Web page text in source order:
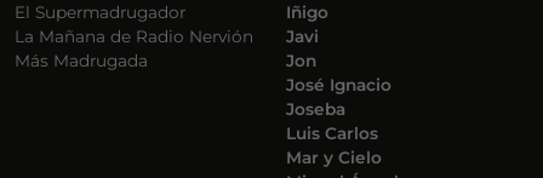
El Supermadrugador
La Mañana de Radio Nervión
Más Madrugada
Iñigo
Javi
Jon
José Ignacio
Joseba
Luis Carlos
Mar y Cielo